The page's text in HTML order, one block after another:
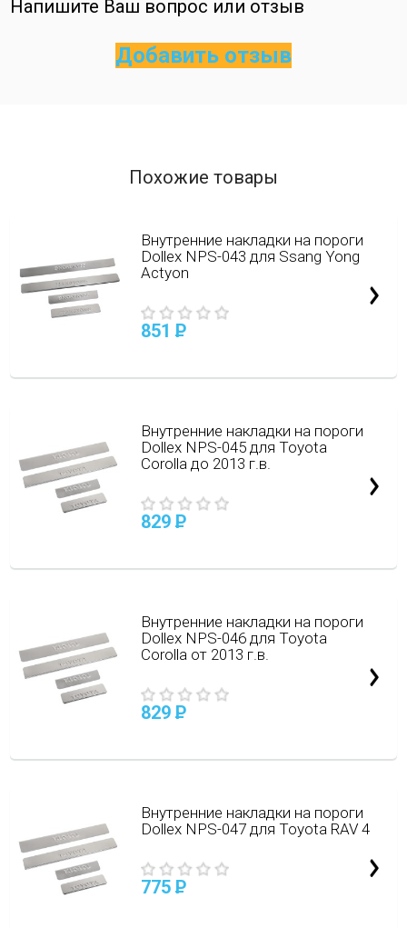
Напишите Ваш вопрос или отзыв
Добавить отзыв
Похожие товары
Внутренние накладки на пороги
Dollex NPS-043 для Ssang Yong
Actyon
851 P
Внутренние накладки на пороги
Dollex NPS-045 для Toyota
Corolla до 2013 г.в.
829 P
Внутренние накладки на пороги
Dollex NPS-046 для Toyota
Corolla от 2013 г.в.
829 P
Внутренние накладки на пороги
Dollex NPS-047 для Toyota RAV 4
775 P